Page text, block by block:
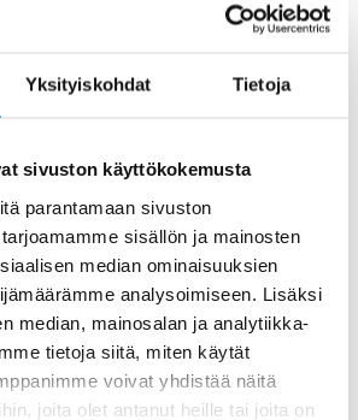
Yksityiskohdat Tietoja
sivuston käyttökokemusta
parantamaan sivuston
sisällön ja mainosten
median ominaisuuksien
analysoimiseen. Lisäksi
median, mainosalan ja analytiikka-
tietoja siitä, miten käytät
voivat yhdistää näitä
joita olet antanut heille tai joita on
PE 08.30-17.00
Seat, CUPRA